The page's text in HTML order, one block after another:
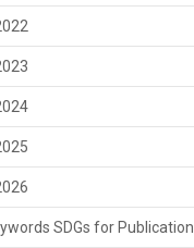
SDGs for Publication